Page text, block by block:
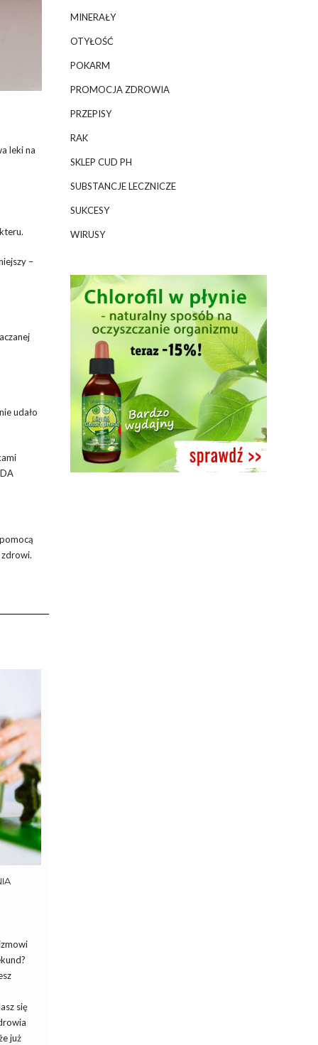
leki na
–
udało
się
już
MINERAŁY
OTYŁOŚĆ
POKARM
PROMOCJA ZDROWIA
PRZEPISY
RAK
SKLEP CUD PH
SUBSTANCJE LECZNICZE
SUKCESY
WIRUSY